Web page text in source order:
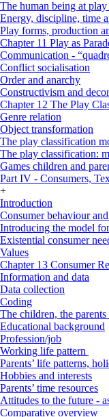
The human being at
Energy, discipline, time
Play forms, production
Chapter 11 Play as
Communication -
Conflict socialisation
Order and anarchy
Constructivism and
Chapter 12 The Play
Genre relation
Object transformation
The play classification
The play classification:
Games children and
Part IV - Consumers,
+
Introduction
Consumer behaviour
Introducing the model
Existential consumer
Values
Chapter 13 Consumer
Information and data
Data collection
Coding
The children, the
Educational background
Profession/job
Working life pattern
Parents’ life patterns,
Hobbies and interests
Parents’ time resources
Attitudes to the future -
Comparative overview